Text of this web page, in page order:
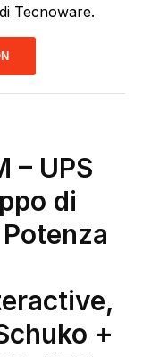
Tecnoware.
– UPS
di
+